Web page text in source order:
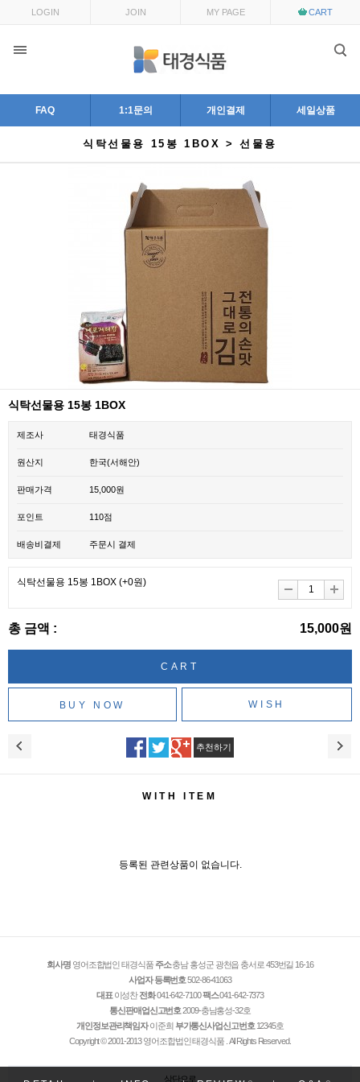
LOGIN JOIN MY PAGE CART
FAQ 1:1문의 개인결제 세일상품
식탁선물용 15봉 1BOX > 선물용
식탁선물용 15봉 1BOX
제조사 태경식품
원산지 한국(서해안)
판매가격 15,000원
포인트 110점
배송비결제 주문시 결제
식탁선물용 15봉 1BOX (+0원)
총 금액 : 15,000원
WISH
추천하기
WITH ITEM
등록된 관련상품이 없습니다.
회사명영어조합법인 태경식품 주소충남 홍성군 광천읍 충서로 453번길 16-16
사업자 등록번호502-86-41063
대표이성찬 전화041-642-7100팩스041-642-7373
통신판매업신고번호2009-충남홍성-32호
개인정보관리책임자이준희부가통신사업신고번호12345호
Copyright © 2001-2013 영어조합법인 태경식품 . All Rights Reserved.
상단으로